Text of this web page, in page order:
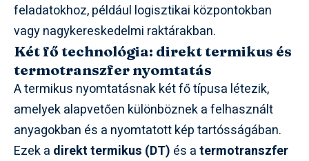
feladatokhoz, például logisztikai központokban
vagy nagykereskedelmi raktárakban.
Két fő technológia: direkt termikus és
termotranszfer nyomtatás
A termikus nyomtatásnak két fő típusa létezik,
amelyek alapvetően különböznek a felhasznált
anyagokban és a nyomtatott kép tartósságában.
Ezek a direkt termikus (DT) és atermotranszfer